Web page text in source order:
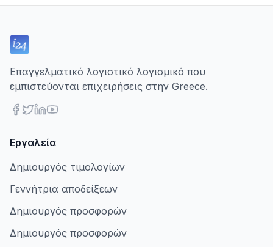
Επαγγελματικό λογιστικό λογισμικό που
εμπιστεύονται επιχειρήσεις στην Greece.
Εργαλεία
Δημιουργός τιμολογίων
Γεννήτρια αποδείξεων
Δημιουργός προσφορών
Δημιουργός προσφορών